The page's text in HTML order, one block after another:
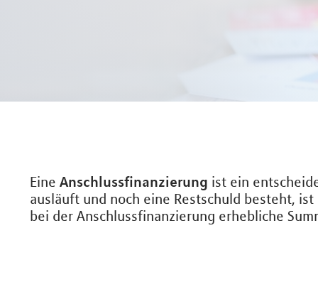
Eine Anschlussfinanzierung ist ein
ausläuft und noch eine Restschuld besteht,
bei der Anschlussfinanzierung erhebliche